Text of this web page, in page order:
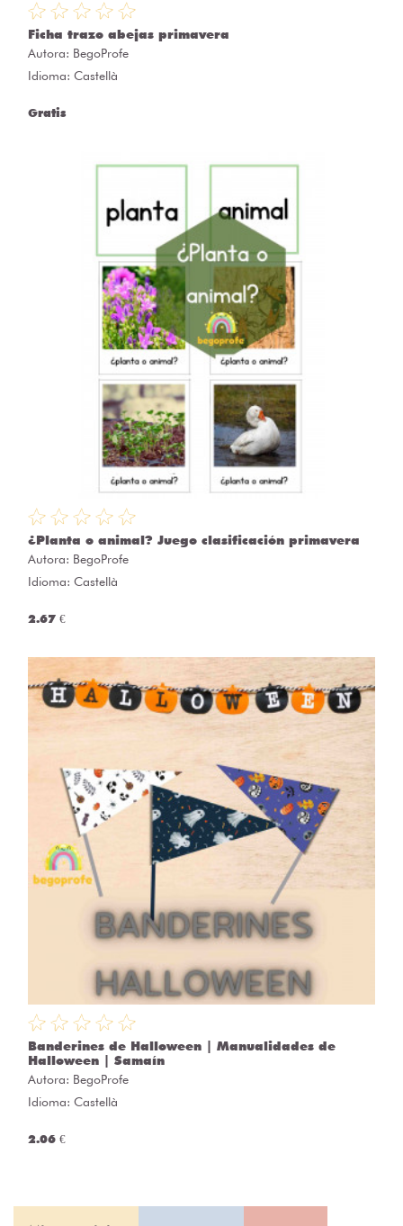
Ficha trazo abejas primavera
Autora: BegoProfe
Idioma: Castellà
Gratis
¿Planta o animal? Juego clasificación primavera
Autora: BegoProfe
Idioma: Castellà
2.67 €
Banderines de Halloween | Manualidades de
Halloween | Samaín
Autora: BegoProfe
Idioma: Castellà
2.06 €